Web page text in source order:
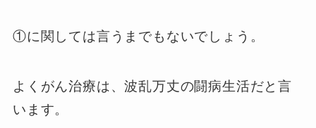
①に関しては言うまでもないでしょう。
よくがん治療は、波乱万丈の闘病生活だと言
います。